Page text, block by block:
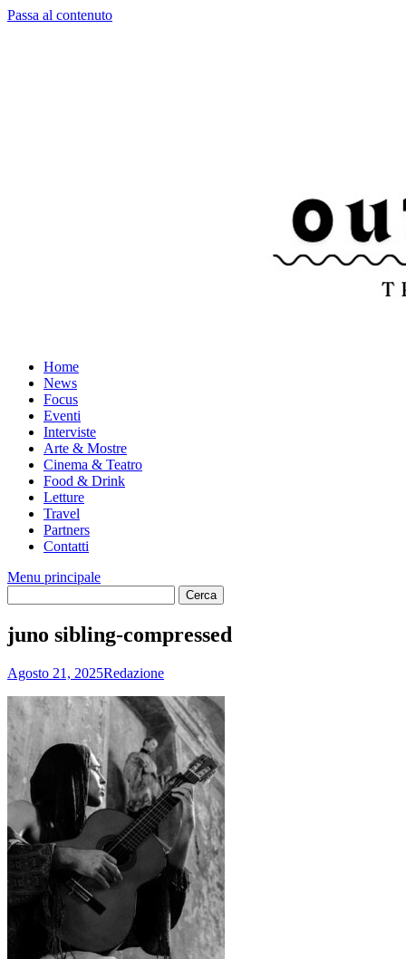
Passa al contenuto
Home
News
Focus
Eventi
Interviste
Arte & Mostre
Cinema & Teatro
Food & Drink
Letture
Travel
Partners
Contatti
Menu principale
juno sibling-compressed
Agosto 21, 2025Redazione